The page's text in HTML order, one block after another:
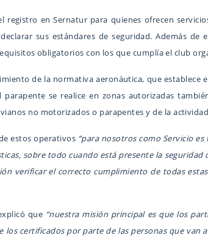
en Sernatur para quienes ofrecen
sus estándares de seguridad. Además de
obligatorios con los que cumplía el club
de la normativa aeronáutica, que establece
se realice en zonas autorizadas
no motorizados o parapentes y de la
estos operativos “para nosotros como Servicio
sobre todo cuando está presente la
verificar el correcto cumplimiento de todas
que “nuestra misión principal es que los
certificados por parte de las personas que van